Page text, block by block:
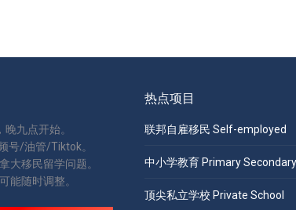
九点开始。
号/油管/Tiktok。
大移民留学问题。
能随时调整。
热点项目
联邦自雇移民 Self-employed
中小学教育 Primary Secondary
顶尖私立学校 Private School